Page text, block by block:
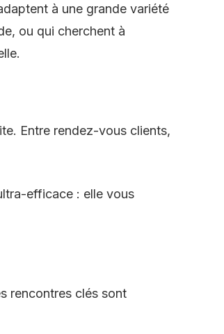
à une grande variété
ou qui cherchent à
Entre rendez-vous clients,
efficace : elle vous
rencontres clés sont